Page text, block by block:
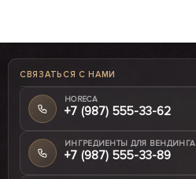
СВЯЗАТЬСЯ С НАМИ
HORECA
+7 (987) 555-33-62
ИНГРЕДИЕНТЫ ДЛЯ ВЕНДИНГА
+7 (987) 555-33-89